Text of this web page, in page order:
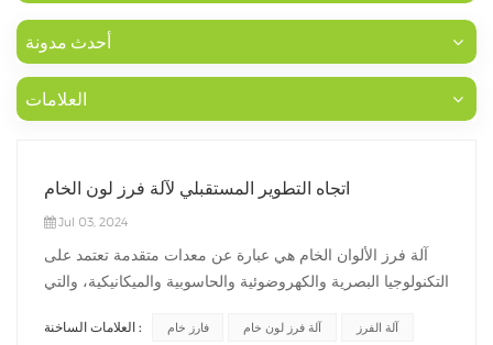
أحدث مدونة
العلامات
اتجاه التطوير المستقبلي لآلة فرز لون الخام
Jul 03, 2024
آلة فرز الألوان الخام هي عبارة عن معدات متقدمة تعتمد على
التكنولوجيا البصرية والكهروضوئية والحاسوبية والميكانيكية، والتي
المستمر للعلوم والتكنولوجيا والطلب على الاستخدام المستدام
العلامات الساخنة : فارز خام آلة فرز لون خام آلة الفرز